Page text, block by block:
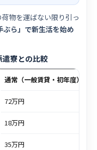
物を運ばない限り引っ
ぶら」で新生活を始め
寮との比較
通常（一般賃貸・初年度）
72万円
18万円
35万円